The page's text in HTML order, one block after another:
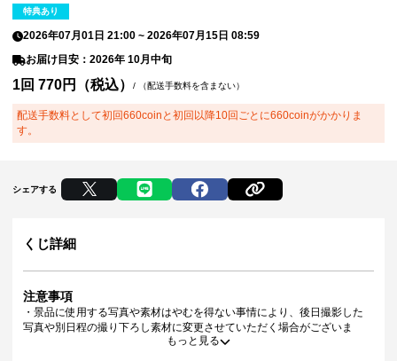
特典あり
2026年07月01日 21:00 ~2026年07月15日 08:59
お届け目安：2026年 10月中旬
1回 770円（税込）/ （配送手数料を含まない）
配送手数料として初回660coinと初回以降10回ごとに660coinがかかりま
す。
シェアする
くじ詳細
注意事項
・景品に使用する写真や素材はやむを得ない事情により、後日撮影した
写真や別日程の撮り下ろし素材に変更させていただく場合がございま
もっと見る